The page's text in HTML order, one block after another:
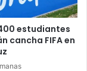
estudiantes
cancha FIFA en